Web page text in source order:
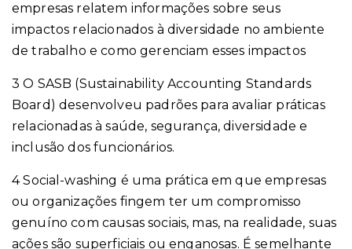
empresas relatem informações sobre seus
impactos relacionados à diversidade no ambiente
de trabalho e como gerenciam esses impactos
3 O SASB (Sustainability Accounting Standards
Board) desenvolveu padrões para avaliar práticas
relacionadas à saúde, segurança, diversidade e
inclusão dos funcionários.
4 Social-washing é uma prática em que empresas
ou organizações fingem ter um compromisso
genuíno com causas sociais, mas, na realidade, suas
ações são superficiais ou enganosas. É semelhante